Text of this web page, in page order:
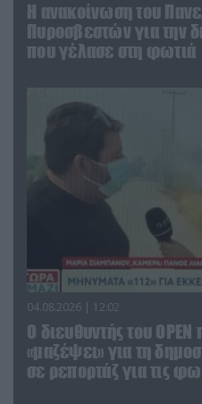
Η ανακοίνωση του
Πυροσβεστών για την
που γέλασε στη φωτιά
04.08.2026 | 12:02
O διευθυντής του
«μαζέψει» για τη
σε ρεπορτάζ για τις